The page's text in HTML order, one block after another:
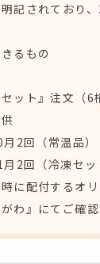
記されており
るもの
ット』注文（6
2回（常温品）
2回（冷凍セッ
に配付するオ
わ』にてご確認